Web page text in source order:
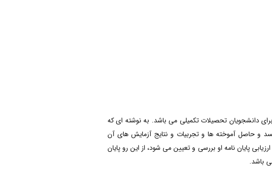
دانشجویان تحصیلات تکمیلی می باشد. به نوشته ای که
و حاصل آموخته ها و تجربیات و نتایج آزمایش های آن
پایان نامه او بررسی و تعیین می شود، از این رو پایان
باشد.